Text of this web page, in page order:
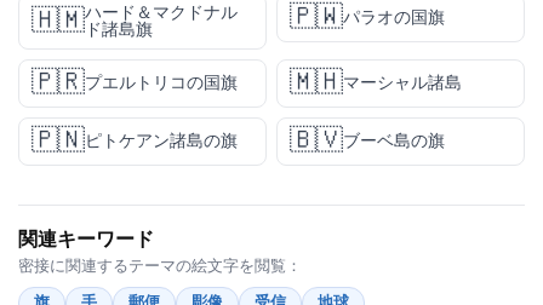
🇭🇲ハード＆マクドナル
ド諸島旗
🇵🇼パラオの国旗
🇵🇷プエルトリコの国旗 🇲🇭マーシャル諸島
🇵🇳ピトケアン諸島の旗 🇧🇻ブーベ島の旗
関連キーワード
密接に関連するテーマの絵文字を閲覧：